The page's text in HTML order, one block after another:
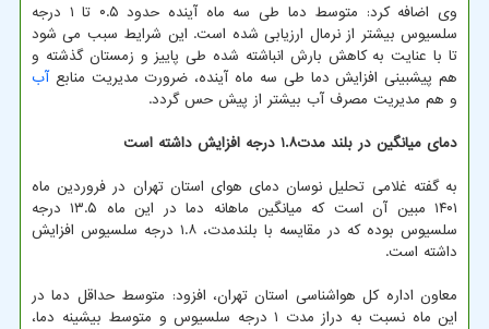
وی اضافه کرد: متوسط دما طی سه ماه آینده حدود ۰.۵ تا ۱ درجه
سلسیوس بیشتر از نرمال ارزیابی شده است. این شرایط سبب می شود
تا با عنایت به کاهش بارش انباشته شده طی پاییز و زمستان گذشته و
هم پیشبینی افزایش دما طی سه ماه آینده، ضرورت مدیریت منابعآب
و هم مدیریت مصرف آب بیشتر از پیش حس گردد.
دمای میانگین در بلند مدت۱.۸ درجه افزایش داشته است
به گفته غلامی تحلیل نوسان دمای هوای استان تهران در فروردین ماه
۱۴۰۱ مبین آن است که میانگین ماهانه دما در این ماه ۱۳.۵ درجه
سلسیوس بوده که در مقایسه با بلندمدت، ۱.۸ درجه سلسیوس افزایش
داشته است.
معاون اداره کل هواشناسی استان تهران، افزود: متوسط حداقل دما در
این ماه نسبت به دراز مدت ۱ درجه سلسیوس و متوسط بیشینه دما،